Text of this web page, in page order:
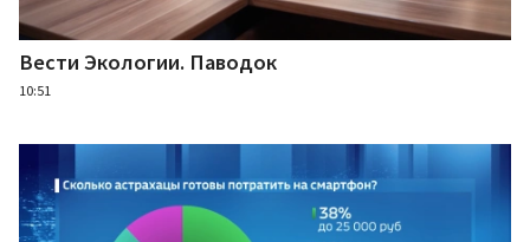
Вести Экологии. Паводок
10:51